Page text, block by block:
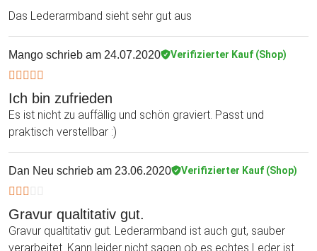
Das Lederarmband sieht sehr gut aus
Mango schrieb am 24.07.2020 Verifizierter Kauf (Shop)
Ich bin zufrieden
Es ist nicht zu auffällig und schön graviert. Passt und
praktisch verstellbar :)
Dan Neu schrieb am 23.06.2020 Verifizierter Kauf (Shop)
Gravur qualtitativ gut.
Gravur qualtitativ gut. Lederarmband ist auch gut, sauber
verarbeitet. Kann leider nicht sagen ob es echtes Leder ist.